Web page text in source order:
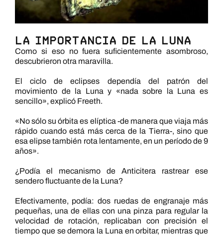
La importancia de la Luna
Como si eso no fuera suficientemente asombroso,
descubrieron otra maravilla.
El ciclo de eclipses dependía del patrón del
movimiento de la Luna y «nada sobre la Luna es
sencillo», explicó Freeth.
«No sólo su órbita es elíptica -de manera que viaja más
rápido cuando está más cerca de la Tierra-, sino que
esa elipse también rota lentamente, en un período de 9
años».
¿Podía el mecanismo de Anticitera rastrear ese
sendero fluctuante de la Luna?
Efectivamente, podía: dos ruedas de engranaje más
pequeñas, una de ellas con una pinza para regular la
velocidad de rotación, replicaban con precisión el
tiempo que se demora la Luna en orbitar, mientras que